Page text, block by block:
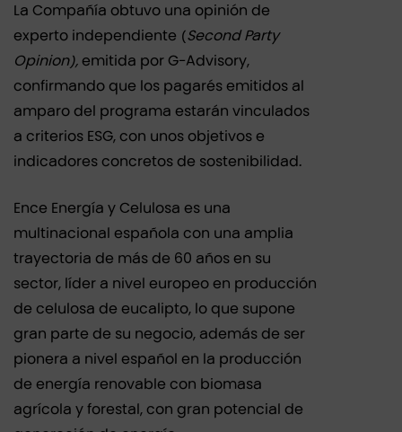
La Compañía obtuvo una opinión de
experto independiente (Second Party
Opinion), emitida por G-Advisory,
confirmando que los pagarés emitidos al
amparo del programa estarán vinculados
a criterios ESG, con unos objetivos e
indicadores concretos de sostenibilidad.
Ence Energía y Celulosa es una
multinacional española con una amplia
trayectoria de más de 60 años en su
sector, líder a nivel europeo en producción
de celulosa de eucalipto, lo que supone
gran parte de su negocio, además de ser
pionera a nivel español en la producción
de energía renovable con biomasa
agrícola y forestal, con gran potencial de